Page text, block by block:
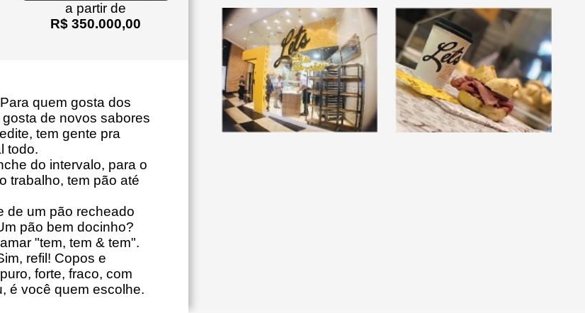
a partir de
R$ 350.000,00
quem gosta dos
de novos sabores
tem gente pra
todo.
do intervalo, para o
trabalho, tem pão até
de um pão recheado
pão bem docinho?
"tem, tem & tem".
refil! Copos e
forte, fraco, com
é você quem escolhe.